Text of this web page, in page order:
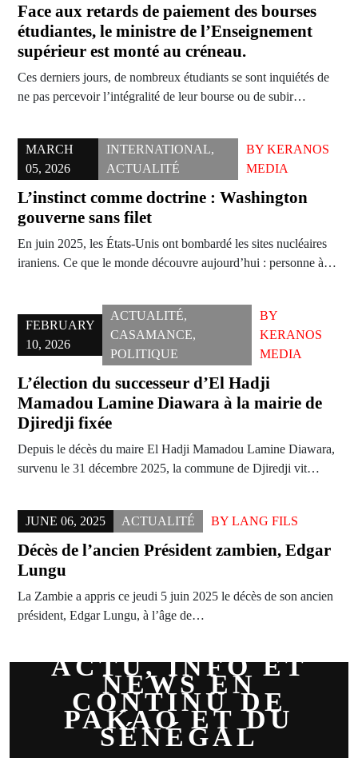
Face aux retards de paiement des bourses
étudiantes, le ministre de l’Enseignement
supérieur est monté au créneau.
Ces derniers jours, de nombreux étudiants se sont inquiétés de
ne pas percevoir l’intégralité de leur bourse ou de subir…
MARCH
05, 2026
INTERNATIONAL,
ACTUALITÉ
BY KERANOS
MEDIA
L’instinct comme doctrine : Washington
gouverne sans filet
En juin 2025, les États-Unis ont bombardé les sites nucléaires
iraniens. Ce que le monde découvre aujourd’hui : personne à…
FEBRUARY
10, 2026
ACTUALITÉ,
CASAMANCE,
POLITIQUE
BY
KERANOS
MEDIA
L’élection du successeur d’El Hadji
Mamadou Lamine Diawara à la mairie de
Djiredji fixée
Depuis le décès du maire El Hadji Mamadou Lamine Diawara,
survenu le 31 décembre 2025, la commune de Djiredji vit…
JUNE 06, 2025 ACTUALITÉ BY LANG FILS
Décès de l’ancien Président zambien, Edgar
Lungu
La Zambie a appris ce jeudi 5 juin 2025 le décès de son ancien
président, Edgar Lungu, à l’âge de…
ACTU, INFO ET
NEWS EN
CONTINU DE
PAKAO ET DU
SÉNÉGAL